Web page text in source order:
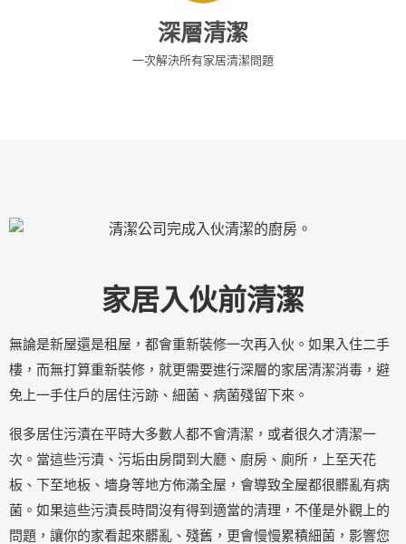
深層清潔
一次解決所有家居清潔問題
家居入伙前清潔
無論是新屋還是租屋，都會重新裝修一次再入伙。如果入住二手
樓，而無打算重新裝修，就更需要進行深層的家居清潔消毒，避
免上一手住戶的居住污跡、細菌、病菌殘留下來。
很多居住污漬在平時大多數人都不會清潔，或者很久才清潔一
次。當這些污漬、污垢由房間到大廳、廚房、廁所，上至天花
板、下至地板、墻身等地方佈滿全屋，會導致全屋都很髒亂有病
菌。如果這些污漬長時間沒有得到適當的清理，不僅是外觀上的
問題，讓你的家看起來髒亂、殘舊，更會慢慢累積細菌，影響您